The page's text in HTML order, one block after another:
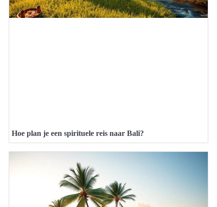
Hoe plan je een spirituele reis naar Bali?